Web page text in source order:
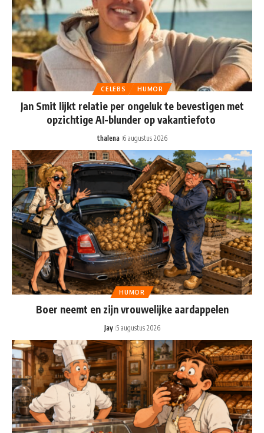
CELEBS HUMOR
Jan Smit lijkt relatie per ongeluk te bevestigen met
opzichtige AI-blunder op vakantiefoto
thalena 6 augustus 2026
HUMOR
Boer neemt en zijn vrouwelijke aardappelen
Jay 5 augustus 2026